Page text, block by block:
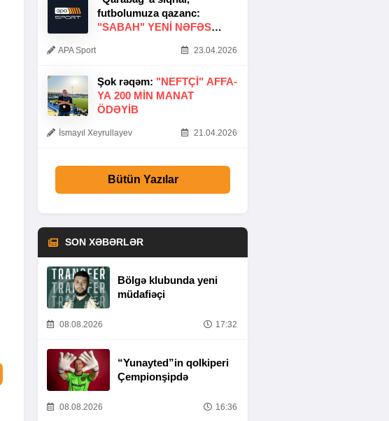
futbolumuza qazanc:
"SABAH" YENI NƏFƏS
APA Sport 23.04.2026
Şok rəqəm: "NEFTÇI" AFFA-
YA 200 MIN MANAT
ÖDƏYIB
İsmayıl Xeyrullayev 21.04.2026
Bütün Yazılar
SON XƏBƏRLƏR
Bölgə klubunda yeni
müdafiəçi
08.08.2026 17:32
“Yunayted”in qolkiperi
Çempionşipdə
08.08.2026 16:36